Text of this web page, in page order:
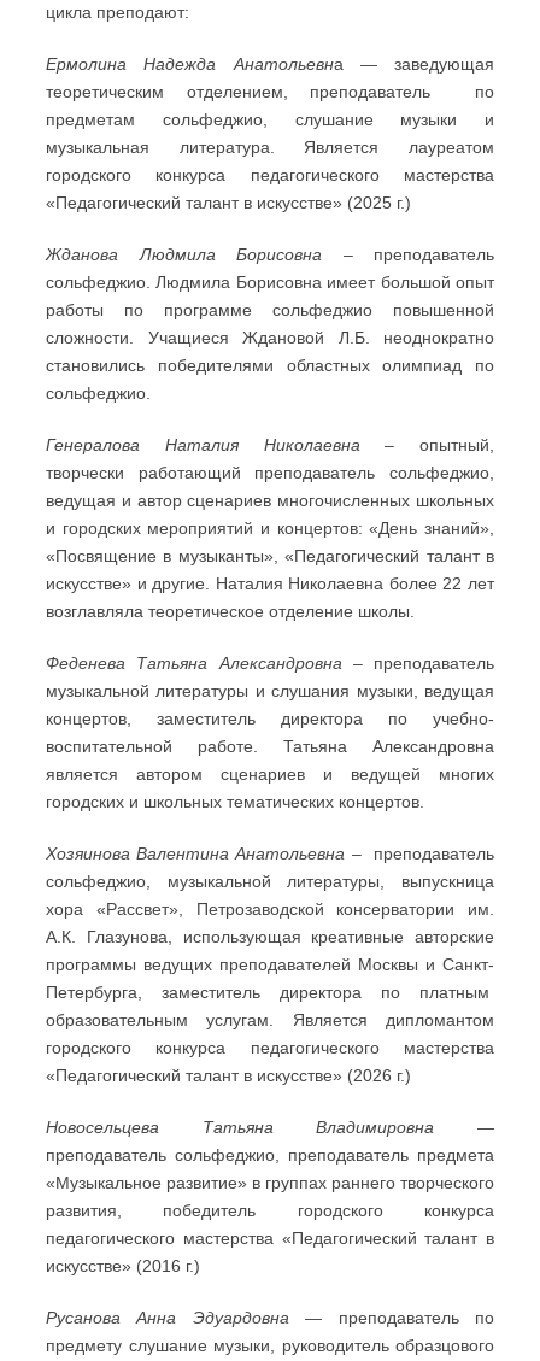
цикла преподают:
Ермолина Надежда Анатольевна — заведующая
теоретическим отделением, преподаватель по
предметам сольфеджио, слушание музыки и
музыкальная литература. Является лауреатом
городского конкурса педагогического мастерства
«Педагогический талант в искусстве» (2025 г.)
Жданова Людмила Борисовна – преподаватель
сольфеджио. Людмила Борисовна имеет большой опыт
работы по программе сольфеджио повышенной
сложности. Учащиеся Ждановой Л.Б. неоднократно
становились победителями областных олимпиад по
сольфеджио.
Генералова Наталия Николаевна – опытный,
творчески работающий преподаватель сольфеджио,
ведущая и автор сценариев многочисленных школьных
и городских мероприятий и концертов: «День знаний»,
«Посвящение в музыканты», «Педагогический талант в
искусстве» и другие. Наталия Николаевна более 22 лет
возглавляла теоретическое отделение школы.
Феденева Татьяна Александровна – преподаватель
музыкальной литературы и слушания музыки, ведущая
концертов, заместитель директора по учебно-
воспитательной работе. Татьяна Александровна
является автором сценариев и ведущей многих
городских и школьных тематических концертов.
Хозяинова Валентина Анатольевна – преподаватель
сольфеджио, музыкальной литературы, выпускница
хора «Рассвет», Петрозаводской консерватории им.
А.К. Глазунова, использующая креативные авторские
программы ведущих преподавателей Москвы и Санкт-
Петербурга, заместитель директора по платным
образовательным услугам. Является дипломантом
городского конкурса педагогического мастерства
«Педагогический талант в искусстве» (2026 г.)
Новосельцева Татьяна Владимировна —
преподаватель сольфеджио, преподаватель предмета
«Музыкальное развитие» в группах раннего творческого
развития, победитель городского конкурса
педагогического мастерства «Педагогический талант в
искусстве» (2016 г.)
Русанова Анна Эдуардовна — преподаватель по
предмету слушание музыки, руководитель образцового